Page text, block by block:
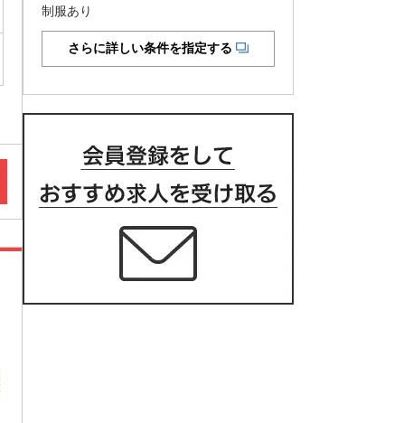
制服あり
さらに詳しい条件を指定する